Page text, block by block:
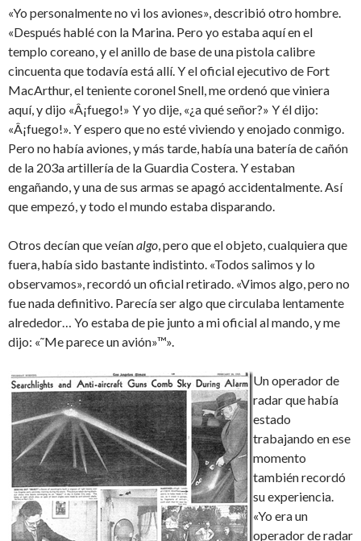
«Yo personalmente no vi los aviones», describió otro hombre.
«Después hablé con la Marina. Pero yo estaba aquí en el
templo coreano, y el anillo de base de una pistola calibre
cincuenta que todavía está allí. Y el oficial ejecutivo de Fort
MacArthur, el teniente coronel Snell, me ordenó que viniera
aquí, y dijo «Â¡fuego!» Y yo dije, «¿a qué señor?» Y él dijo:
«Â¡fuego!». Y espero que no esté viviendo y enojado conmigo.
Pero no había aviones, y más tarde, había una batería de cañón
de la 203a artillería de la Guardia Costera. Y estaban
engañando, y una de sus armas se apagó accidentalmente. Así
que empezó, y todo el mundo estaba disparando.
Otros decían que veíanalgo, pero que el objeto, cualquiera que
fuera, había sido bastante indistinto. «Todos salimos y lo
observamos», recordó un oficial retirado. «Vimos algo, pero no
fue nada definitivo. Parecía ser algo que circulaba lentamente
alrededor… Yo estaba de pie junto a mi oficial al mando, y me
dijo: «˜Me parece un avión»™».
Un operador de
radar que había
estado
trabajando en ese
momento
también recordó
su experiencia.
«Yo era un
operador de radar